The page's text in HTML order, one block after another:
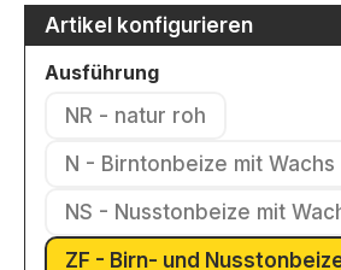
Artikel konfigurieren
Ausführungauswählen
NR - natur roh
(Diese Option ist
N - Birntonbeize mit
(Diese
NS - Nusstonbeize mit
(Diese
ZF - Birn- und